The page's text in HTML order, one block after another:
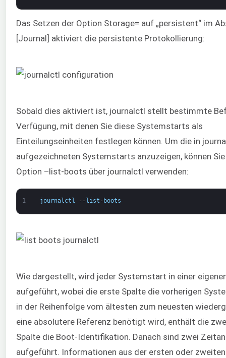
Das Setzen der Option Storage= auf „persistent“ im
[Journal] aktiviert die persistente Protokollierung:
Sobald dies aktiviert ist, journalctl stellt bestimmte
Verfügung, mit denen Sie diese Systemstarts als
Einteilungseinheiten festlegen können. Um die in
aufgezeichneten Systemstarts anzuzeigen, können
Option –list-boots über journalctl verwenden:
1 journalctl --list - boots
Wie dargestellt, wird jeder Systemstart in einer
aufgeführt, wobei die erste Spalte die vorherigen
in der Reihenfolge vom ältesten zum neuesten
eine absolutere Referenz benötigt wird, enthält die
Spalte die Boot-Identifikation. Danach sind zwei
aufgeführt. Informationen aus der ersten oder